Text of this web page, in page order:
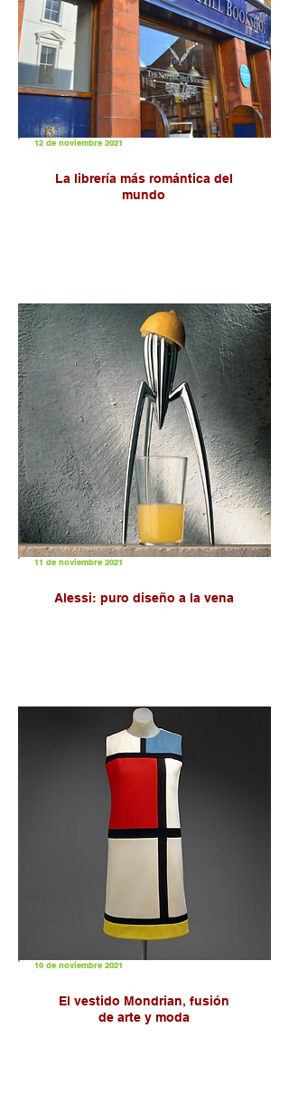
12 de noviembre 2021
La librería más romántica del
mundo
11 de noviembre 2021
Alessi: puro diseño a la vena
10 de noviembre 2021
El vestido Mondrian, fusión
de arte y moda